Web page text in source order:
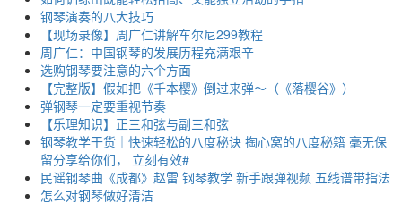
钢琴演奏的八大技巧
【现场录像】周广仁讲解车尔尼299教程
周广仁：中国钢琴的发展历程充满艰辛
选购钢琴要注意的六个方面
【完整版】假如把《千本樱》倒过来弹～（《落樱谷》）
弹钢琴一定要重视节奏
【乐理知识】正三和弦与副三和弦
钢琴教学干货｜快速轻松的八度秘诀 掏心窝的八度秘籍 毫无保
留分享给你们， 立刻有效#
民谣钢琴曲《成都》赵雷 钢琴教学 新手跟弹视频 五线谱带指法
怎么对钢琴做好清洁